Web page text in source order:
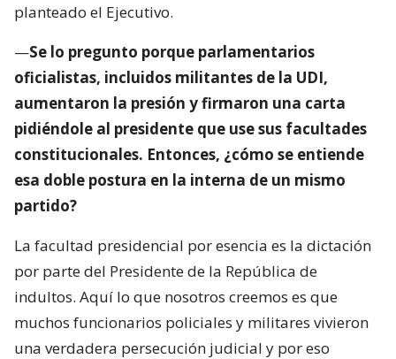
planteado el Ejecutivo.
—Se lo pregunto porque parlamentarios
oficialistas, incluidos militantes de la UDI,
aumentaron la presión y firmaron una carta
pidiéndole al presidente que use sus facultades
constitucionales. Entonces, ¿cómo se entiende
esa doble postura en la interna de un mismo
partido?
La facultad presidencial por esencia es la dictación
por parte del Presidente de la República de
indultos. Aquí lo que nosotros creemos es que
muchos funcionarios policiales y militares vivieron
una verdadera persecución judicial y por eso